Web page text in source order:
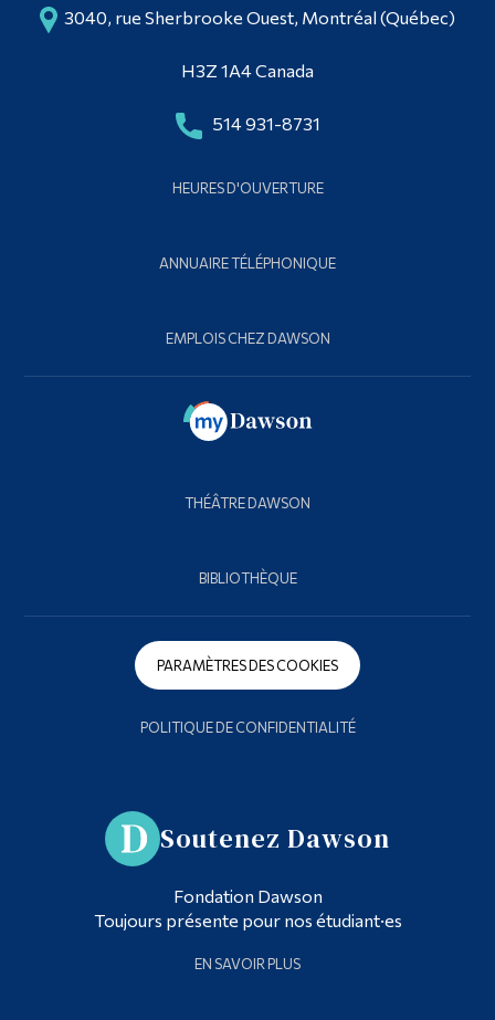
3040, rue Sherbrooke Ouest, Montréal (Québec)
H3Z 1A4 Canada
514 931-8731
HEURES D'OUVERTURE
ANNUAIRE TÉLÉPHONIQUE
EMPLOIS CHEZ DAWSON
THÉÂTRE DAWSON
BIBLIOTHÈQUE
PARAMÈTRES DES COOKIES
POLITIQUE DE CONFIDENTIALITÉ
Soutenez Dawson
Fondation Dawson
Toujours présente pour nos étudiant·es
EN SAVOIR PLUS